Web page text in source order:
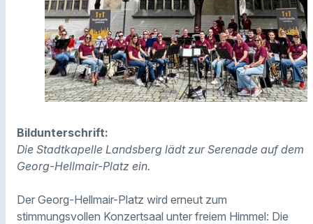
Bildunterschrift:
Die Stadtkapelle Landsberg lädt zur Serenade auf dem
Georg-Hellmair-Platz ein.
Der Georg-Hellmair-Platz wird erneut zum
stimmungsvollen Konzertsaal unter freiem Himmel: Die